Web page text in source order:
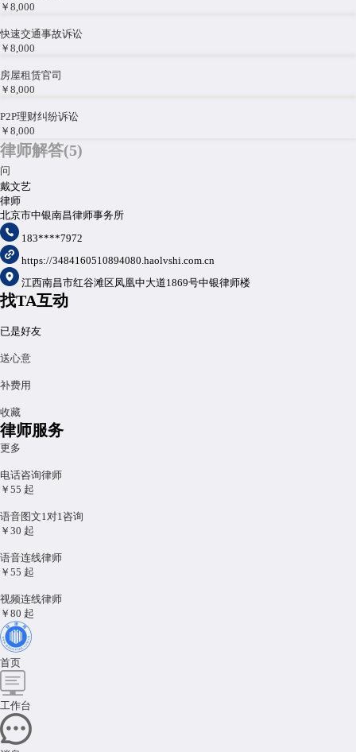
￥8,000
快速交通事故诉讼
￥8,000
房屋租赁官司
￥8,000
P2P理财纠纷诉讼
￥8,000
律师解答(5)
问
帮朋友转接资金
答
基于你从朋友那得知的部分事实，作出以下初步的假定与判断，要得到专业的
判断，还是需要你这边提供进一步的事实以及收到的相关文书。 他的同学可能
涉嫌挪用公款罪，你的朋友是否承担责任，主要要看你朋友是否明知是公款，
是否从中获利。 你朋友说不知道这两百万的来源这个说法还是有待证实，按照
常理来说，大额资金进入，一般都是为问对方的。 如果你朋友明知是公款，还
从中获利的话，可能会构成共犯，要承担刑事责任的。 以上判断仅供参考。
用户：匿名
问
你的财产继承权和你的户口关系不大。你爸还在呢，你不是你爷爷奶奶的第一
顺位继承人，等你爸继承了什么，你再和你兄弟们对你爸的财产进行分割。但
是你爸如果继承的是农村宅基地，你的户口迁出去了，确实存在一点问题，就
承了。 ...展开
用户：匿名
法律主体关系问题
1.因没有看到两份协议，仅从你的表述内容，你公司和中铁W局签订的合同是
约束双方的，合同单价条款对他是有效力，中铁W局应当按照双方签订的合同
条款支付工程款。 2.但是为何会有两份协议，另一份签订的时间在先？你是中
途接手的吗？ 具体合不合法，还是要过协议内容才知道。
用户：匿名
问
申请缓刑
答
如果涉案金额23是银行流水金额，不是获利金额，缓刑的空间是有的。 你是在
哪被起诉的，有没有认罪认罚、自首情节？
用户：匿名
问
戴文艺
律师
北京市中银南昌律师事务所
183****7972
https://3484160510894080.haolvshi.com.cn
江西南昌市红谷滩区凤凰中大道1869号中银律师楼
找TA互动
已是好友
送心意
补费用
收藏
律师服务
更多
电话咨询律师
￥55 起
语音图文1对1咨询
￥30 起
语音连线律师
￥55 起
视频连线律师
￥80 起
首页
工作台